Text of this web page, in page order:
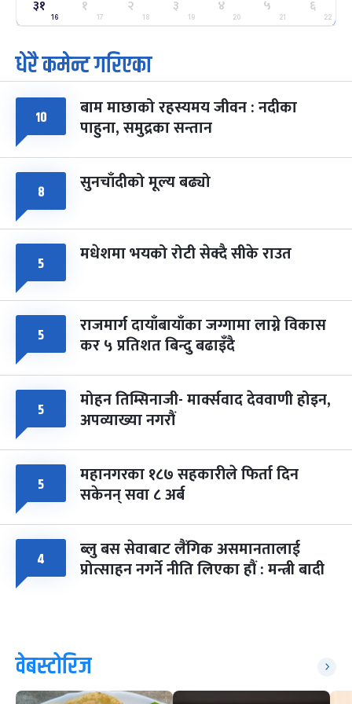
२५
मंगल
ग्याल्पो ल्होसार
फाल्गुन २५, २०८३ Mar 9, 2027
७ महिना बाँकी
७
आइत
पूर्णिमा व्रत
चैत्र ७, २०८३-Mar 21, 2027
८ फागुपूर्णिमा
चैत्र ८, २०८३-Mar 22, 2027
७ महिना बाँकी
३१
16
१
17
२
18
३
19
४
20
५
21
६
22
धेरै कमेन्ट गरिएका
१० बाम माछाको रहस्यमय जीवन : नदीका
पाहुना, समुद्रका सन्तान
८ सुनचाँदीको मूल्य बढ्यो
५ मधेशमा भयको रोटी सेक्दै सीके राउत
५ राजमार्ग दायाँबायाँका जग्गामा लाग्ने विकास
कर ५ प्रतिशत बिन्दु बढाइँदै
५ मोहन तिम्सिनाजी- मार्क्सवाद देववाणी होइन,
अपव्याख्या नगरौं
५ महानगरका १८७ सहकारीले फिर्ता दिन
सकेनन् सवा ८ अर्ब
४ ब्लु बस सेवाबाट लैंगिक असमानतालाई
प्रोत्साहन नगर्ने नीति लिएका हौं : मन्त्री बादी
वेबस्टोरिज